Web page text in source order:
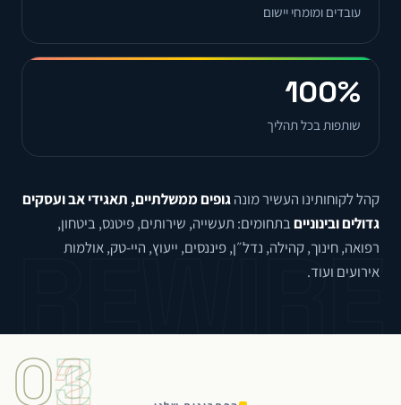
REWIRE
עובדים ומומחי יישום
100%
שותפות בכל תהליך
קהל לקוחותינו העשיר מונהגופים ממשלתיים, תאגידי אב ועסקים
גדולים ובינונייםבתחומים: תעשייה, שירותים, פיטנס, ביטחון,
רפואה, חינוך, קהילה, נדל״ן, פיננסים, ייעוץ, היי-טק, אולמות
אירועים ועוד.
01
02
03